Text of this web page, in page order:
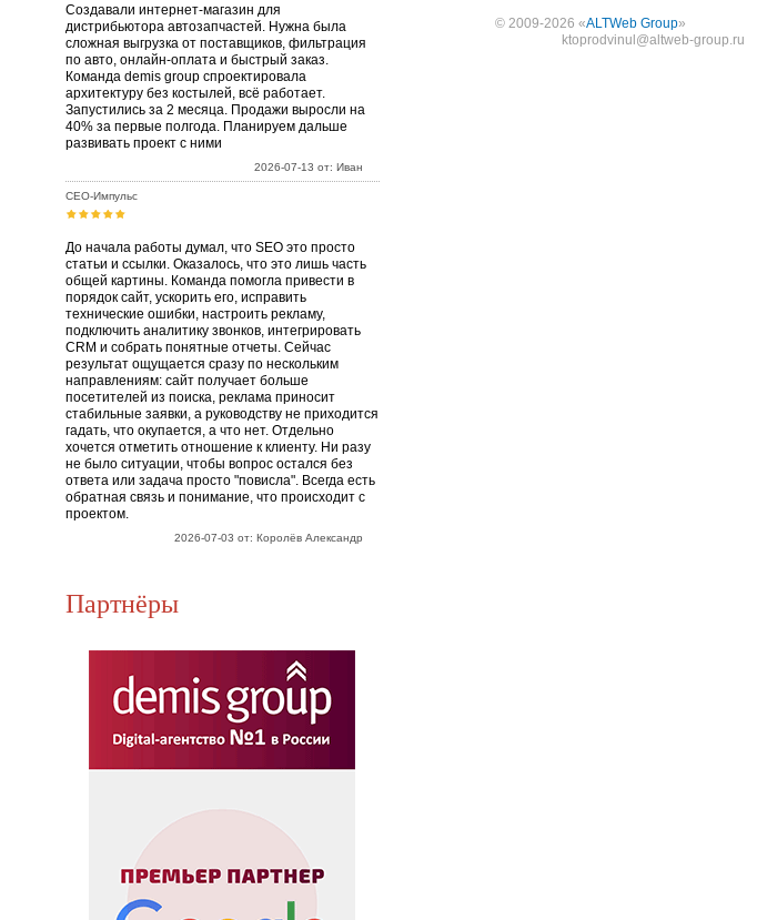
Создавали интернет-магазин для
дистрибьютора автозапчастей. Нужна была
сложная выгрузка от поставщиков, фильтрация
по авто, онлайн-оплата и быстрый заказ.
Команда demis group спроектировала
архитектуру без костылей, всё работает.
Запустились за 2 месяца. Продажи выросли на
40% за первые полгода. Планируем дальше
развивать проект с ними
2026-07-13 от: Иван
СЕО-Импульс
До начала работы думал, что SEO это просто
статьи и ссылки. Оказалось, что это лишь часть
общей картины. Команда помогла привести в
порядок сайт, ускорить его, исправить
технические ошибки, настроить рекламу,
подключить аналитику звонков, интегрировать
CRM и собрать понятные отчеты. Сейчас
результат ощущается сразу по нескольким
направлениям: сайт получает больше
посетителей из поиска, реклама приносит
стабильные заявки, а руководству не приходится
гадать, что окупается, а что нет. Отдельно
хочется отметить отношение к клиенту. Ни разу
не было ситуации, чтобы вопрос остался без
ответа или задача просто "повисла". Всегда есть
обратная связь и понимание, что происходит с
проектом.
2026-07-03 от: Королёв Александр
Партнёры
© 2009-2026 «ALTWeb Group»
ktoprodvinul@altweb-group.ru